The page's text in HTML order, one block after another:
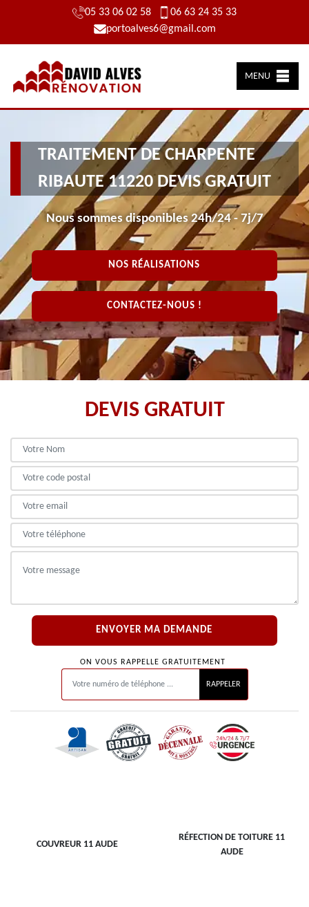
05 33 06 02 58
06 63 24 35 33
portoalves6@gmail.com
MENU
TRAITEMENT DE CHARPENTE
RIBAUTE 11220 DEVIS GRATUIT
Nous sommes disponibles 24h/24 - 7j/7
NOS RÉALISATIONS
CONTACTEZ-NOUS !
DEVIS GRATUIT
ON VOUS RAPPELLE GRATUITEMENT
COUVREUR 11 AUDE
RÉFECTION DE TOITURE 11
AUDE